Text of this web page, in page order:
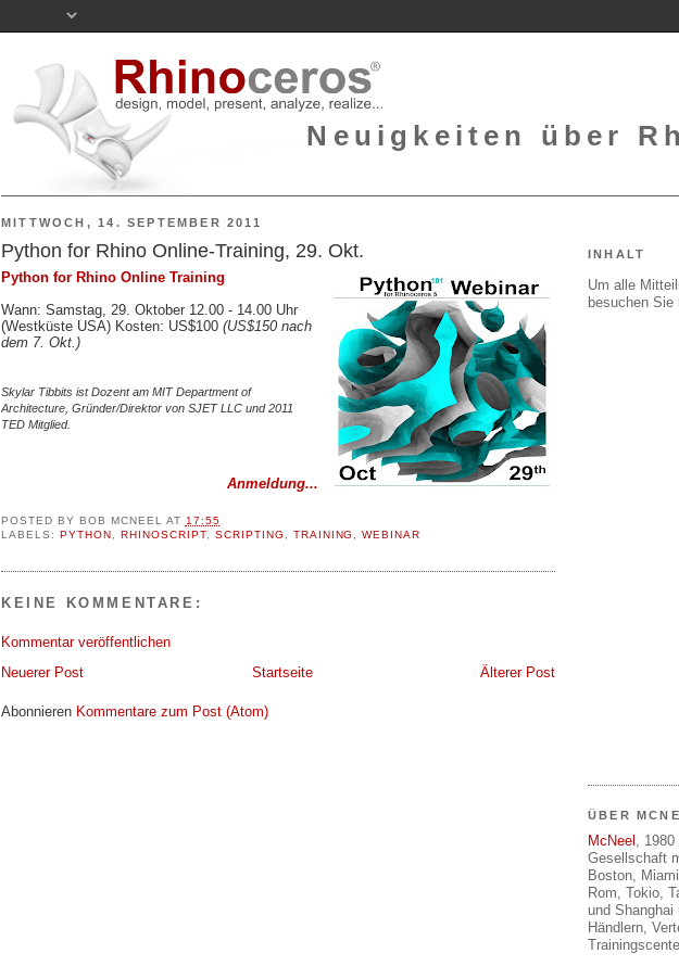
Neuigkeiten über
MITTWOCH, 14. SEPTEMBER 2011
Python for Rhino Online-Training, 29. Okt.
Python for Rhino Online Training
Wann: Samstag, 29. Oktober 12.00 - 14.00 Uhr
(Westküste USA) Kosten: US$100 (US$150 nach
dem 7. Okt.)
Skylar Tibbits ist Dozent am MIT Department of
Architecture, Gründer/Direktor von SJET LLC und 2011
TED Mitglied.
Anmeldung...
POSTED BY BOB MCNEEL AT 17:55
LABELS: PYTHON , RHINOSCRIPT, SCRIPTING , TRAINING ,WEBINAR
KEINE KOMMENTARE:
Kommentar veröffentlichen
Neuerer Post
Älterer Post
Startseite
Abonnieren Kommentare zum Post (Atom)
INHALT
Um alle
besuchen
ÜBER
McNeel
,
Gesellschaft
Boston,
Rom, Tokio,
und Shanghai
Händlern,